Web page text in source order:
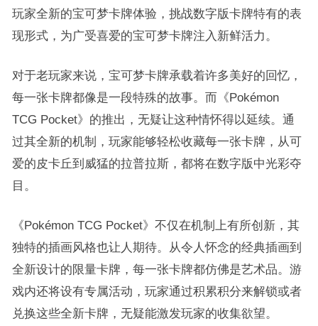
玩家全新的宝可梦卡牌体验，挑战数字版卡牌特有的表
现形式，为广受喜爱的宝可梦卡牌注入新鲜活力。
对于老玩家来说，宝可梦卡牌承载着许多美好的回忆，
每一张卡牌都像是一段特殊的故事。而《Pokémon
TCG Pocket》的推出，无疑让这种情怀得以延续。通
过其全新的机制，玩家能够轻松收藏每一张卡牌，从可
爱的皮卡丘到威猛的拉普拉斯，都将在数字版中光彩夺
目。
《Pokémon TCG Pocket》不仅在机制上有所创新，其
独特的插画风格也让人期待。从令人怀念的经典插画到
全新设计的限量卡牌，每一张卡牌都仿佛是艺术品。游
戏内还将设有专属活动，玩家通过积累积分来解锁或者
兑换这些全新卡牌，无疑能激发玩家的收集欲望。